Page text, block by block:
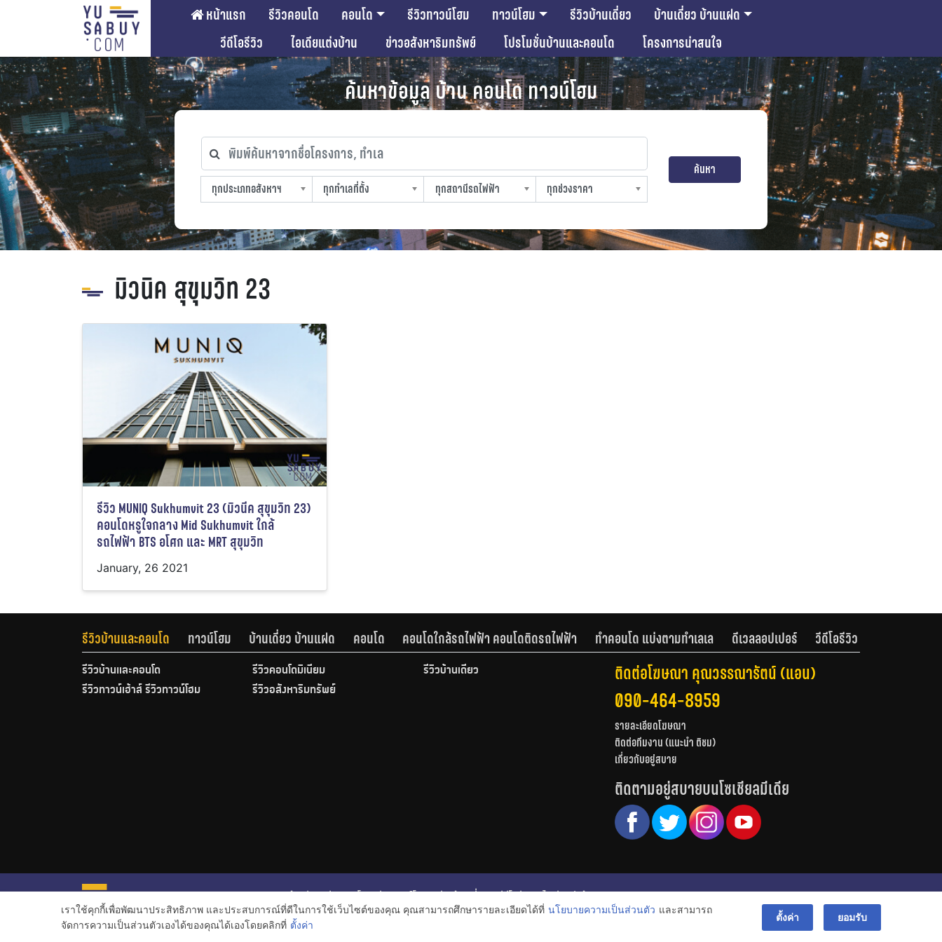
หน้าแรก รีวิวคอนโด คอนโด รีวิวทาวน์โฮม ทาวน์โฮม รีวิวบ้านเดี่ยว
บ้านเดี่ยว บ้านแฝด
วีดีโอรีวิว
ไอเดียแต่งบ้าน ข่าวอสังหาริมทรัพย์ โปรโมชั่นบ้านและคอนโด โครงการน่าสนใจ
ค้นหาข้อมูล บ้าน คอนโด ทาวน์โฮม
พิมพ์ค้นหาจากชื่อโครงการ, ทำเล
ทุกประเภทอสังหาฯ
ทุกประเภทอสังหาฯ
ทุกทำเลที่ตั้ง
ทุกทำเลที่ตั้ง
ทุกสถานีรถไฟฟ้า
ทุกสถานีรถไฟฟ้า
ทุกช่วงราคา
ทุกช่วงราคา
ค้นหา
มิวนิค สุขุมวิท 23
รีวิว MUNIQ Sukhumvit 23 (มิวนีค สุขุมวิท 23)
คอนโดหรูใจกลาง Mid Sukhumvit ใกล้
รถไฟฟ้า BTS อโศก และ MRT สุขุมวิท
January, 26 2021
รีวิวบ้านและคอนโด ทาวน์โฮม บ้านเดี่ยว บ้านแฝด คอนโด คอนโดใกล้รถไฟฟ้า คอนโดติดรถไฟฟ้า ทำคอนโด แบ่งตามทำเลเล ดีเวลลอปเปอร์ วีดีโอรีวิว
รีวิวบ้านและคอนโด รีวิวคอนโดมิเนียม
รีวิวบ้านเดี่ยว
รีวิวทาวน์เฮ้าส์ รีวิวทาวน์โฮม
รีวิวอสังหาริมทรัพย์
ติดต่อโฆษณา คุณวรรณารัตน์ (แอน)
090-464-8959
รายละเอียดโฆษณา
ติดต่อทีมงาน (แนะนำ ติชม)
เกี่ยวกับอยู่สบาย
ติดตามอยู่สบายบนโซเชียลมีเดีย
หน้าหลัก รีวิวคอนโด รีวิวทาวน์โฮม รีวิวบ้านเดี่ยว วีดีโอรีวิว
ไอเดียแต่งบ้าน
ข่าวอสังหาริมทรัพย์
โปรโมชั่นบ้านและคอนโด
© สงวนลิขสิทธิ์ 2556-2564
เราใช้คุกกี้เพื่อพัฒนาประสิทธิภาพ และประสบการณ์ที่ดีในการใช้เว็บไซต์ของคุณ คุณสามารถศึกษารายละเอียดได้ที่ นโยบายความเป็นส่วนตัว และสามารถ
จัดการความเป็นส่วนตัวเองได้ของคุณได้เองโดยคลิกที่ ตั้งค่า
ตั้งค่า ยอมรับ